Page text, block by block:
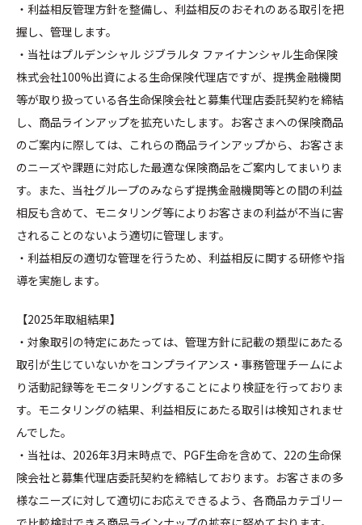
・利益相反管理方針を整備し、利益相反のおそれのある取引を把
握し、管理します。
・当社はプルデンシャル ジブラルタ ファイナンシャル生命保険
株式会社100%出資による生命保険代理店ですが、提携金融機関
等が取り扱っている各生命保険会社と募集代理店委託契約を締結
し、商品ラインアップを拡充いたします。お客さまへの保険商品
のご案内に際しては、これらの商品ラインアップから、お客さま
のニーズや課題に対応した最適な保険商品をご案内してまいりま
す。また、当社グループのみならず提携金融機関等との間の利益
相反も含めて、モニタリング等によりお客さまの利益が不当に害
されることのないよう適切に管理します。
・利益相反の適切な管理を行うため、利益相反に関する研修や指
導を実施します。
【2025年取組結果】
・対象取引の特定にあたっては、管理方針に記載の類型にあたる
取引が生じていないかをコンプライアンス・事務管理チームによ
り活動記録等をモニタリングすることにより検証を行っておりま
す。モニタリングの結果、利益相反にあたる取引は検知されませ
んでした。
・当社は、2026年3月末時点で、PGF生命を含めて、22の生命保
険会社と募集代理店委託契約を締結しております。お客さまの多
様なニーズに対して適切にお応えできるよう、各商品カテゴリー